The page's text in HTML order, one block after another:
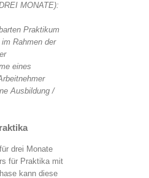
MONATE):
Praktikum
Rahmen der
eines
Ausbildung /
drei Monate
für Praktika mit
kann diese